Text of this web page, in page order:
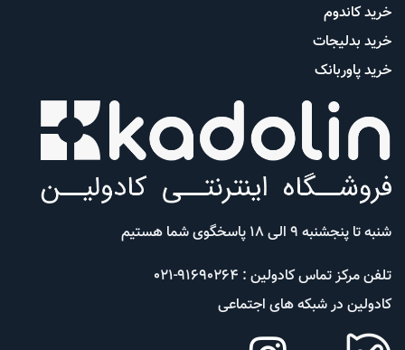
خرید کاندوم
خرید بدلیجات
خرید پاوربانک
شنبه تا پنجشنبه 9 الی 18 پاسخگوی شما هستیم
تلفن مرکز تماس کادولین : 91690264-021
کادولین در شبکه های اجتماعی